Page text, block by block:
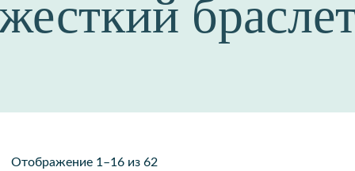
Отображение 1–16 из 62Сортировка: